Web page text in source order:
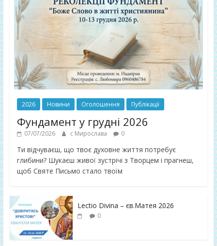
2026 Новини Оголошення Публікації
Фундамент у грудні 2026
07/07/2026 с Мирослава 0
Ти відчуваєш, що твоє духовне життя потребує
глибини? Шукаєш живої зустрічі з Творцем і прагнеш,
щоб Святе Письмо стало твоїм
Lectio Divina – єв.Матея 2026
0